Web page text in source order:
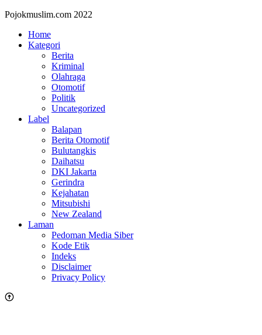
Pojokmuslim.com 2022
Home
Kategori
Berita
Kriminal
Olahraga
Otomotif
Politik
Uncategorized
Label
Balapan
Berita Otomotif
Bulutangkis
Daihatsu
DKI Jakarta
Gerindra
Kejahatan
Mitsubishi
New Zealand
Laman
Pedoman Media Siber
Kode Etik
Indeks
Disclaimer
Privacy Policy